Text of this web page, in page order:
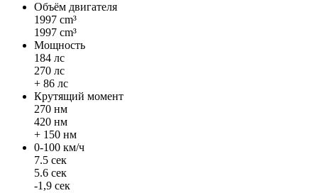
Объём двигателя
1997 cm³
1997 cm³
Мощность
184 лс
270 лс
+ 86 лс
Крутящий момент
270 нм
420 нм
+ 150 нм
0-100 км/ч
7.5 сек
5.6 сек
-1,9 сек